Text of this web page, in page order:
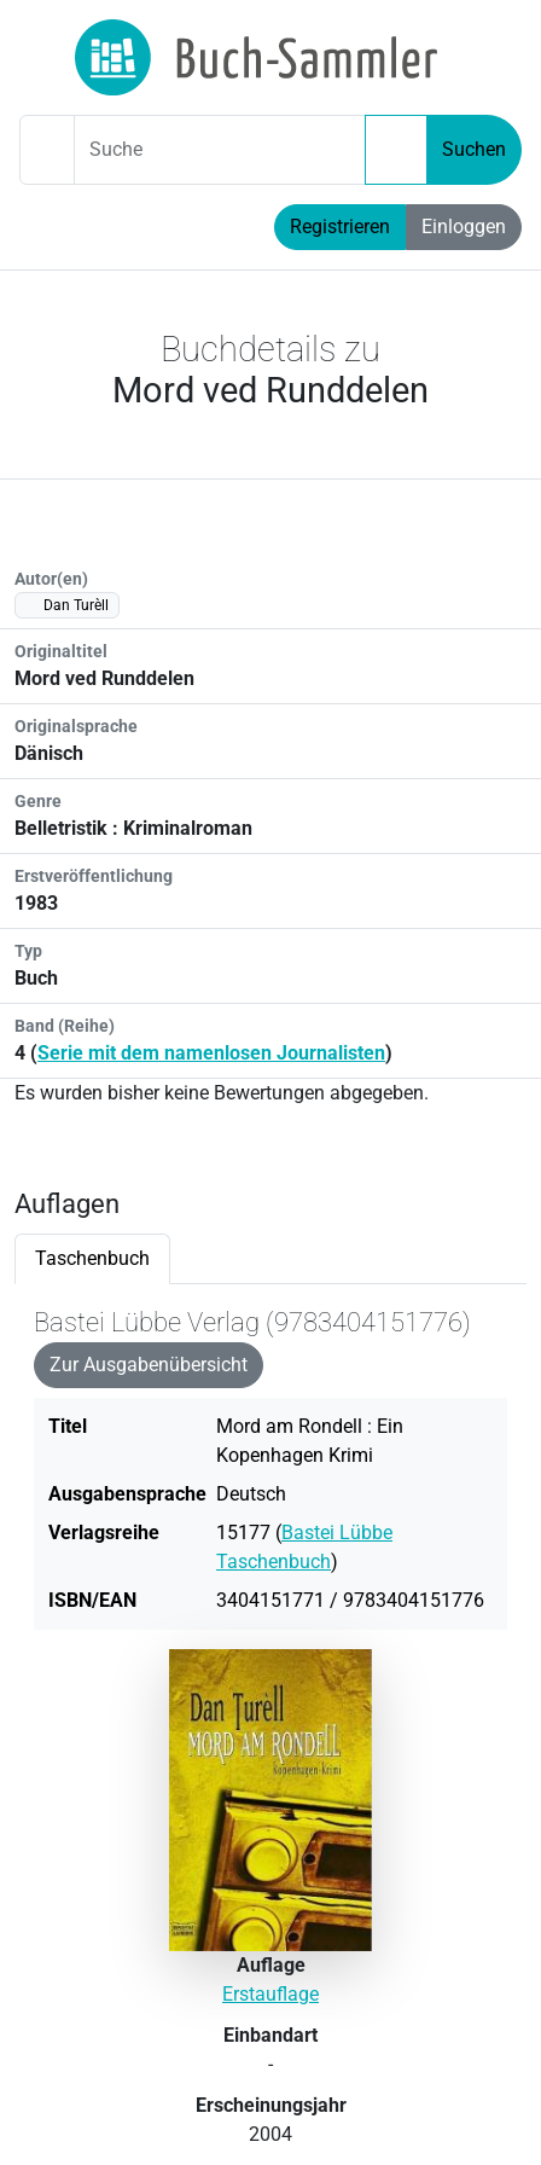
Suche Suchen
Registrieren Einloggen
Buchdetails zu
Mord ved Runddelen
Autor(en)
Dan Turèll
Originaltitel
Mord ved Runddelen
Originalsprache
Dänisch
Genre
Belletristik : Kriminalroman
Erstveröffentlichung
1983
Typ
Buch
Band (Reihe)
4 (Serie mit dem namenlosen Journalisten)
Es wurden bisher keine Bewertungen abgegeben.
Auflagen
Taschenbuch
Bastei Lübbe Verlag (9783404151776)
Zur Ausgabenübersicht
Titel
Mord am Rondell : Ein
Kopenhagen Krimi
Ausgabensprache Deutsch
Verlagsreihe
15177 (Bastei Lübbe
Taschenbuch)
ISBN/EAN
3404151771 / 9783404151776
Auflage
Erstauflage
Einbandart
-
Erscheinungsjahr
2004